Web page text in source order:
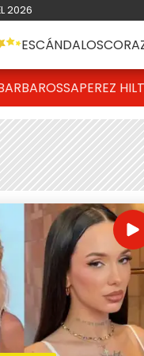
2026
ESCÁNDALOS
PEREZ